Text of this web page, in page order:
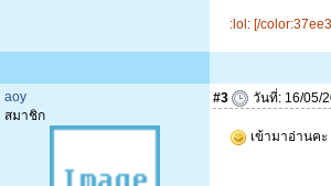
:lol: [/
aoy
สมาชิก
#3 วันที่: 16/05/
เข้ามาอ่านคะ